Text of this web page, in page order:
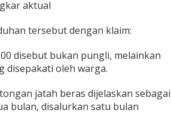
aktual
tersebut dengan klaim:
disebut bukan pungli, melainkan
disepakati oleh warga.
jatah beras dijelaskan sebagai
bulan, disalurkan satu bulan